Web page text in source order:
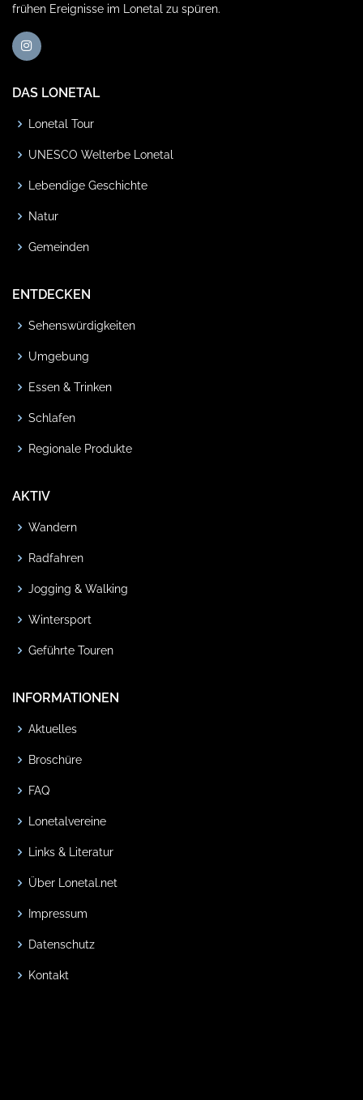
frühen Ereignisse im Lonetal zu spüren.
DAS LONETAL
Lonetal Tour
UNESCO Welterbe Lonetal
Lebendige Geschichte
Natur
Gemeinden
ENTDECKEN
Sehenswürdigkeiten
Umgebung
Essen & Trinken
Schlafen
Regionale Produkte
AKTIV
Wandern
Radfahren
Jogging & Walking
Wintersport
Geführte Touren
INFORMATIONEN
Aktuelles
Broschüre
FAQ
Lonetalvereine
Links & Literatur
Über Lonetal.net
Impressum
Datenschutz
Kontakt